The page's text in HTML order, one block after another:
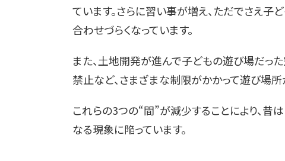
ています。さらに習い事が増え、ただでさえ
合わせづらくなっています。
また、土地開発が進んで子どもの遊び場だっ
禁止など、さまざまな制限がかかって遊び場所
これらの3つの“間”が減少することにより、昔
なる現象に陥っています。